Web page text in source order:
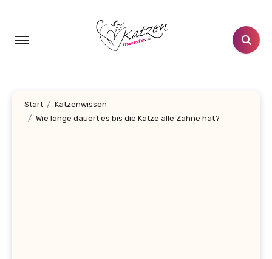
springen
Start
Katzenwissen
Wie lange dauert es bis die Katze alle Zähne hat?